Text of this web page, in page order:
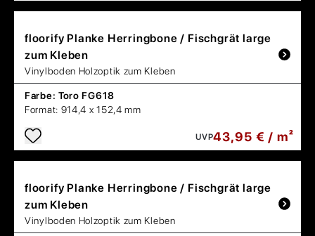
floorify Planke Herringbone / Fischgrät large
zum Kleben
Vinylboden Holzoptik zum Kleben
Farbe: Toro FG618
Format: 914,4 x 152,4 mm
UVP43,95 € / m²
floorify Planke Herringbone / Fischgrät large
zum Kleben
Vinylboden Holzoptik zum Kleben